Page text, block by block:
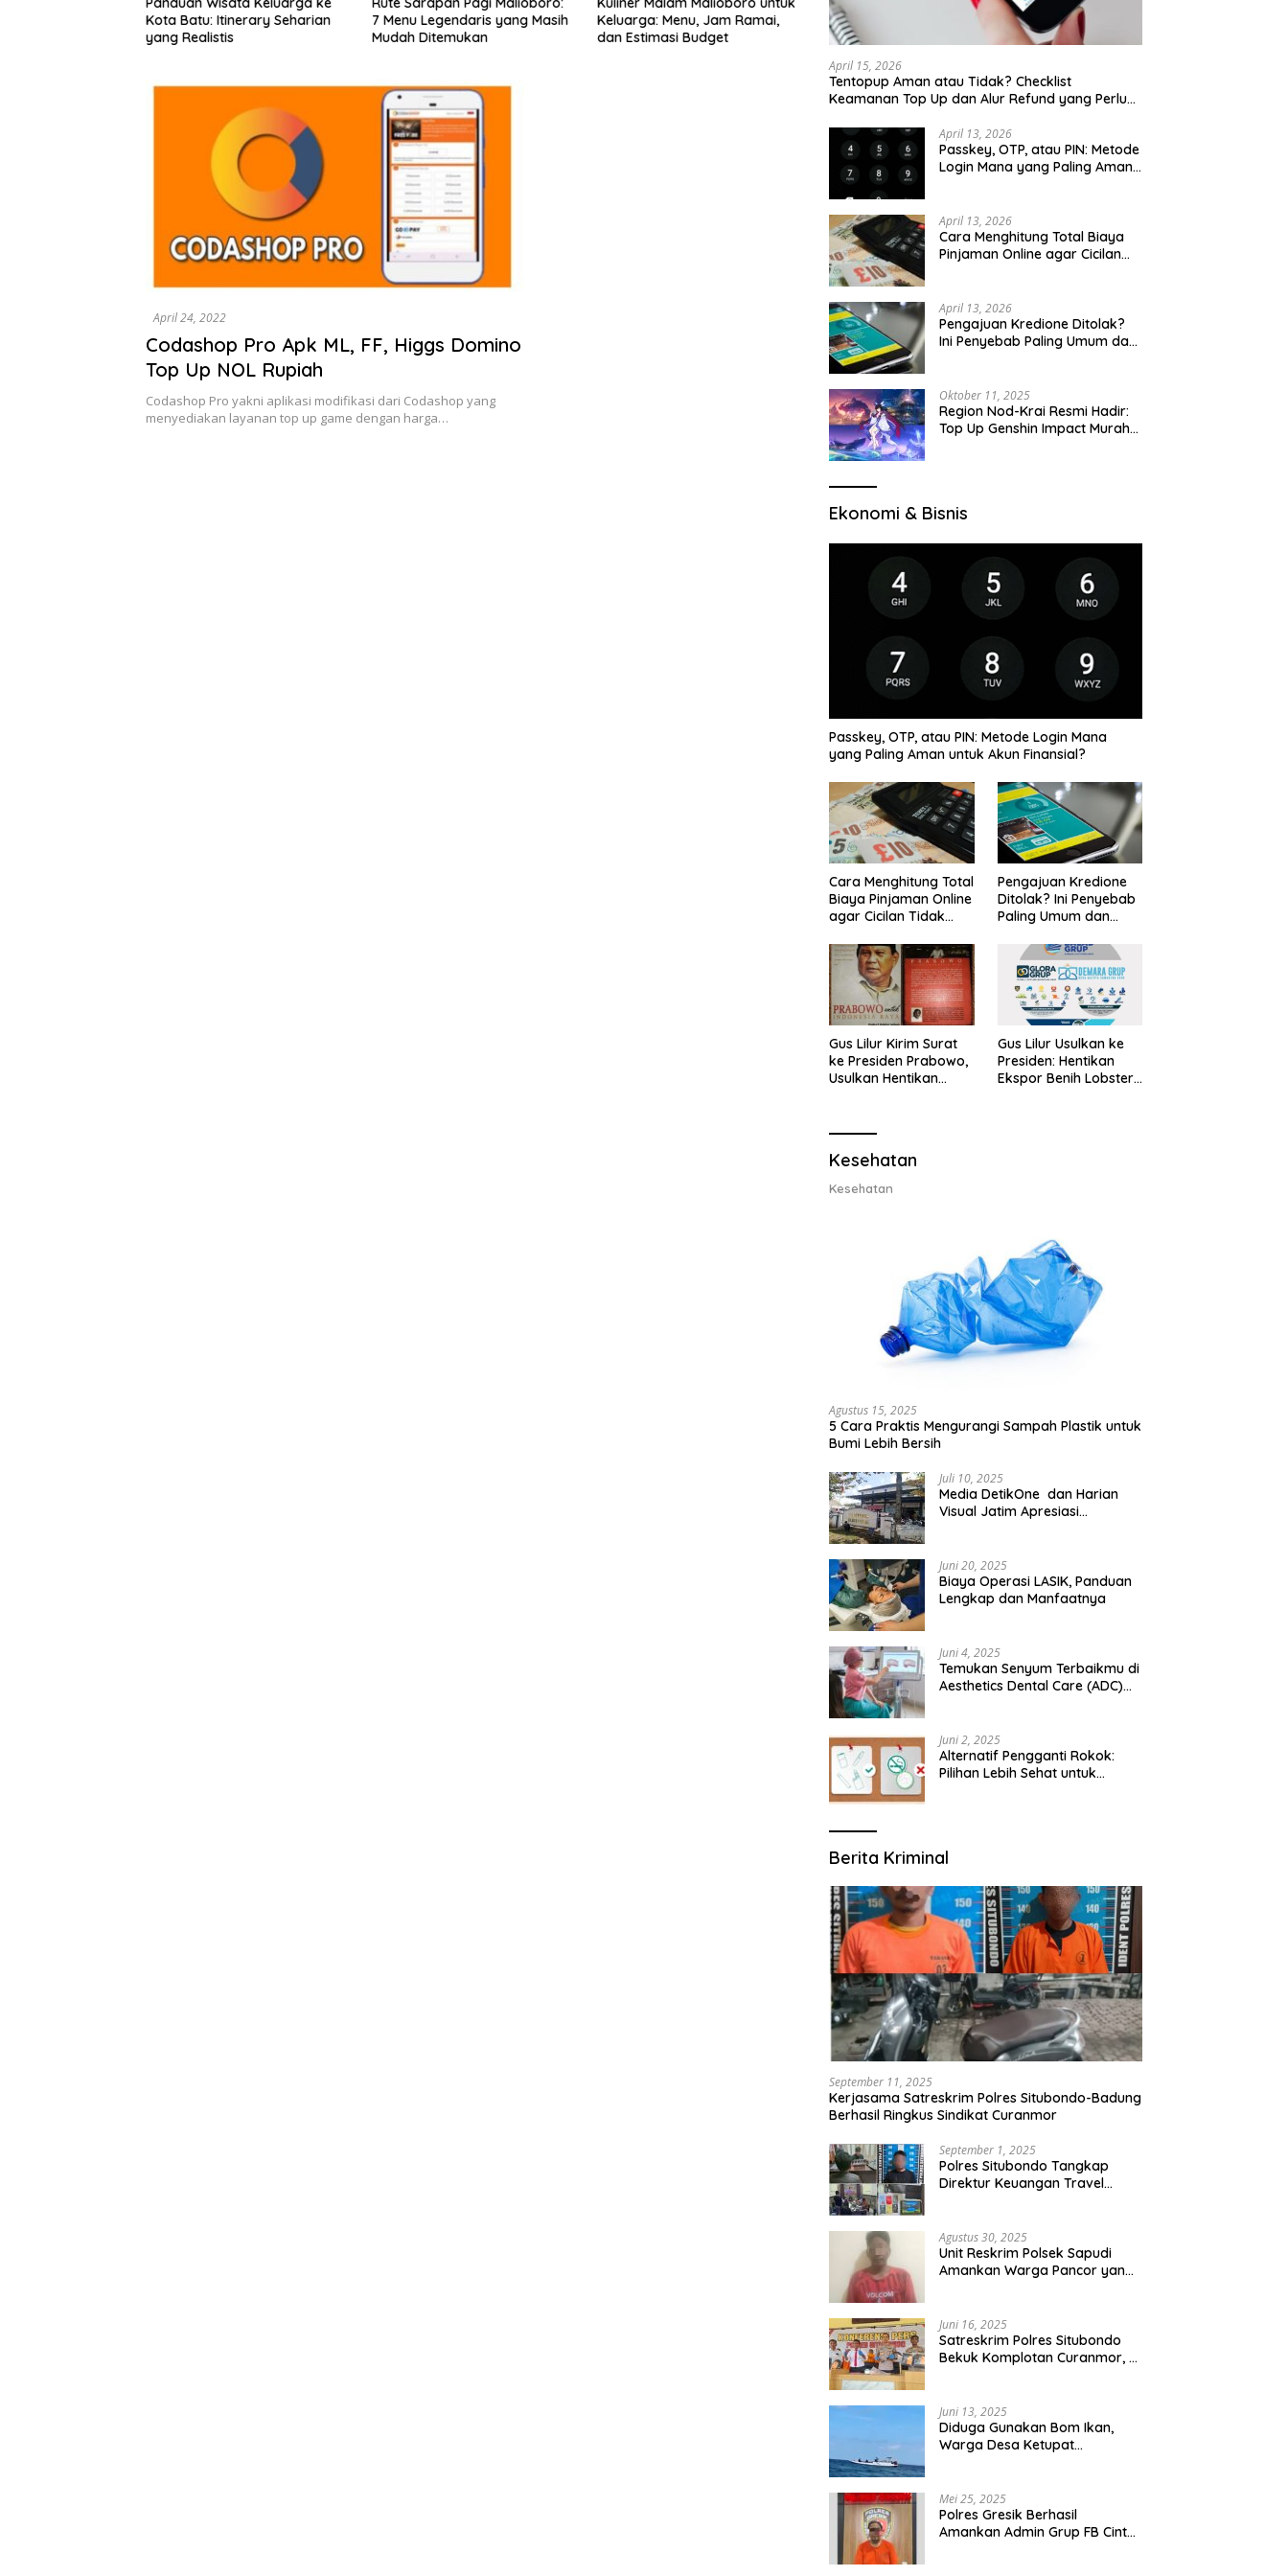
Kota Batu: Itinerary Seharian
yang Realistis
7 Menu Legendaris yang Masih
Mudah Ditemukan
Keluarga: Menu, Jam Ramai,
dan Estimasi Budget
Semarang Malam Hari: Rute
Aman untuk Keluarga
Tempat Dekat Stasiun Balapan
yang Ramah Kantong
April 24, 2022
Codashop Pro Apk ML, FF, Higgs Domino
Top Up NOL Rupiah
Codashop Pro yakni aplikasi modifikasi dari Codashop yang
menyediakan layanan top up game dengan harga…
April 15, 2026
Tentopup Aman atau Tidak? Checklist
Keamanan Top Up dan Alur Refund yang Perlu
April 13, 2026
Passkey, OTP, atau PIN: Metode
Login Mana yang Paling Aman
April 13, 2026
Cara Menghitung Total Biaya
Pinjaman Online agar Cicilan
April 13, 2026
Pengajuan Kredione Ditolak?
Ini Penyebab Paling Umum dan
Oktober 11, 2025
Region Nod-Krai Resmi Hadir:
Top Up Genshin Impact Murah
Ekonomi & Bisnis
Passkey, OTP, atau PIN: Metode Login Mana
yang Paling Aman untuk Akun Finansial?
Cara Menghitung Total
Biaya Pinjaman Online
agar Cicilan Tidak
Pengajuan Kredione
Ditolak? Ini Penyebab
Paling Umum dan
Gus Lilur Kirim Surat
ke Presiden Prabowo,
Usulkan Hentikan
Lobster 50 Gram
Gus Lilur Usulkan ke
Presiden: Hentikan
Ekspor Benih Lobster,
Kesehatan
Kesehatan
Agustus 15, 2025
5 Cara Praktis Mengurangi Sampah Plastik untuk
Bumi Lebih Bersih
Juli 10, 2025
Media DetikOne dan Harian
Visual Jatim Apresiasi
Juni 20, 2025
Biaya Operasi LASIK, Panduan
Lengkap dan Manfaatnya
Juni 4, 2025
Temukan Senyum Terbaikmu di
Aesthetics Dental Care (ADC)
Juni 2, 2025
Alternatif Pengganti Rokok:
Pilihan Lebih Sehat untuk
Berita Kriminal
September 11, 2025
Kerjasama Satreskrim Polres Situbondo-Badung
Berhasil Ringkus Sindikat Curanmor
September 1, 2025
Polres Situbondo Tangkap
Direktur Keuangan Travel
Agustus 30, 2025
Unit Reskrim Polsek Sapudi
Amankan Warga Pancor yang
Juni 16, 2025
Satreskrim Polres Situbondo
Bekuk Komplotan Curanmor, 9
Juni 13, 2025
Diduga Gunakan Bom Ikan,
Warga Desa Ketupat
Mei 25, 2025
Polres Gresik Berhasil
Amankan Admin Grup FB Cinta